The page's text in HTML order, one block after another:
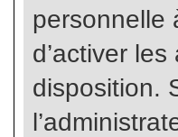
personnelle
d’activer
disposition.